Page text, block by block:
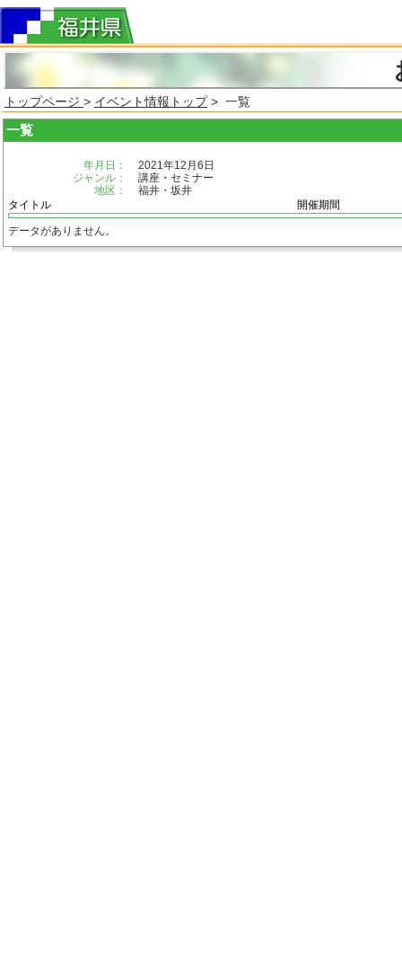
トップページ > イベント情報トップ> 一覧
一覧
年月日：
2021年12月6日
ジャンル：
講座・セミナー
地区：
福井・坂井
タイトル
開催期間
データがありません。